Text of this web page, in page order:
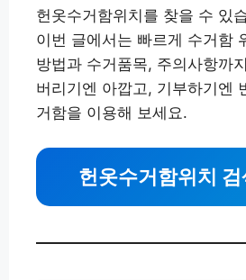
헌옷수거함위치를 찾을 수 있
이번 글에서는 빠르게 수거함
방법과 수거품목, 주의사항까
버리기엔 아깝고, 기부하기엔
거함을 이용해 보세요.
헌옷수거함위치 검